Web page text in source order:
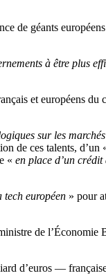
de géants
à être plus
et européens
sur les
de ces talents, d’un
« en place d’un crédit
tech européen » pour
de
d’euros —